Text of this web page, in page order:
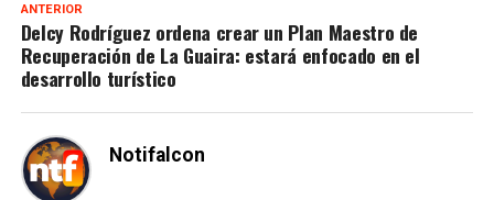
ANTERIOR
Delcy Rodríguez ordena crear un Plan Maestro de
Recuperación de La Guaira: estará enfocado en el
desarrollo turístico
Notifalcon